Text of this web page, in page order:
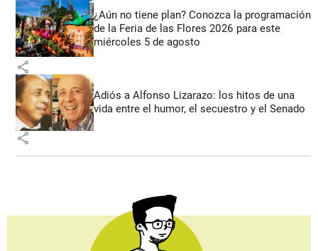
¿Aún no tiene plan? Conozca la programación
de la Feria de las Flores 2026 para este
miércoles 5 de agosto
share
Adiós a Alfonso Lizarazo: los hitos de una
vida entre el humor, el secuestro y el Senado
share